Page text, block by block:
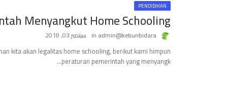
PENDIDIKAN
Menyangkut Home Schooling
admin@kebunbidara سبتمبر 03, 2018
kita akan legalitas home schooling, berikut kami himpun
peraturan pemerintah yang menyangk…